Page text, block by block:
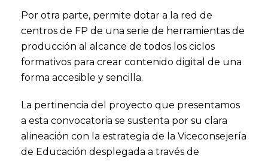
Por otra parte, permite dotar a la red de
centros de FP de una serie de herramientas de
producción al alcance de todos los ciclos
formativos para crear contenido digital de una
forma accesible y sencilla.
La pertinencia del proyecto que presentamos
a esta convocatoria se sustenta por su clara
alineación con la estrategia de la Viceconsejería
de Educación desplegada a través de